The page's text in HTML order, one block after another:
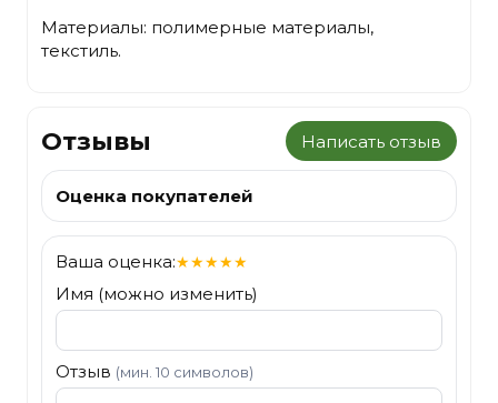
Материалы: полимерные материалы,
текстиль.
Отзывы Написать отзыв
Оценка покупателей
Ваша оценка:★★★★★
Имя (можно изменить)
Отзыв (мин. 10 символов)